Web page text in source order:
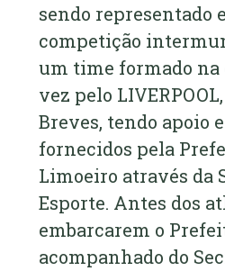
sendo representado
competição
um time formado na
vez pelo
Breves, tendo apoio
fornecidos pela
Limoeiro através da
Esporte. Antes dos
embarcarem o
acompanhado do